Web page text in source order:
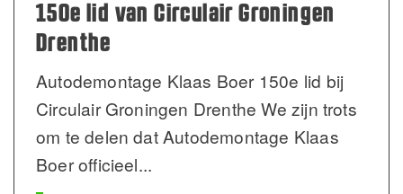
150e lid van Circulair Groningen
Drenthe
Autodemontage Klaas Boer 150e lid bij
Circulair Groningen Drenthe We zijn trots
om te delen dat Autodemontage Klaas
Boer officieel...